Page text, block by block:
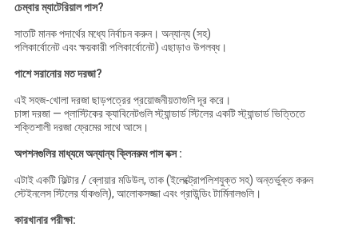
চেম্বার ম্যাটেরিয়াল পাস?
সাতটি মানক পদার্থের মধ্যে নির্বাচন করুন। অন্যান্য (সহ)
পলিকার্বোনেট এবং ক্ষয়কারী পলিকার্বোনেট) এছাড়াও উপলব্ধ।
পাশে সরানোর মত দরজা?
এই সহজ-খোলা দরজা ছাড়পত্রের প্রয়োজনীয়তাগুলি দূর করে।
চাঙ্গা দরজা — প্লাস্টিকের ক্যাবিনেটগুলি স্ট্যান্ডার্ড স্টিলের একটি স্ট্যান্ডার্ড ভিত্তিতে
শক্তিশালী দরজা ফ্রেমের সাথে আসে।
অপশনগুলিরমাধ্যমেঅন্যান্য ক্লিনরুম পাস বক্স :
এটাইএকটি ফিল্টার / ব্লোয়ার মডিউল, তাক (ইলেক্ট্রোপলিশযুক্ত সহ) অন্তর্ভুক্ত করুন
স্টেইনলেস স্টিলের র্যাকগুলি), আলোকসজ্জা এবং গ্রাউন্ডিং টার্মিনালগুলি।
কারখানার পরীক্ষা: